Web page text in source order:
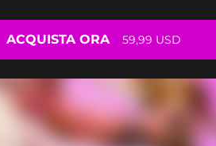
ACQUISTA ORA 59,99 USD